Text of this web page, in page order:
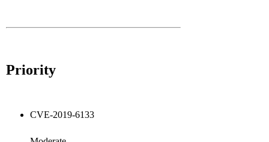
Priority
CVE-2019-6133